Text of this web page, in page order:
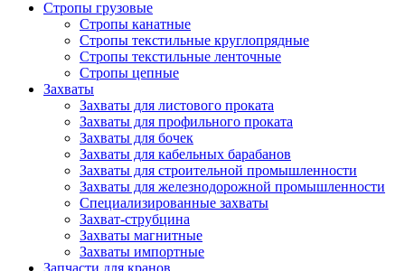
Стропы грузовые
Стропы канатные
Стропы текстильные круглопрядные
Стропы текстильные ленточные
Стропы цепные
Захваты
Захваты для листового проката
Захваты для профильного проката
Захваты для бочек
Захваты для кабельных барабанов
Захваты для строительной промышленности
Захваты для железнодорожной промышленности
Специализированные захваты
Захват-струбцина
Захваты магнитные
Захваты импортные
Запчасти для кранов